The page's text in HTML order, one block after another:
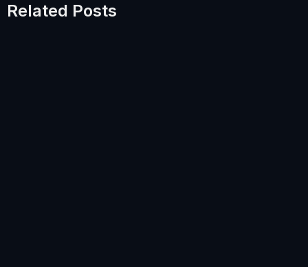
Related Posts